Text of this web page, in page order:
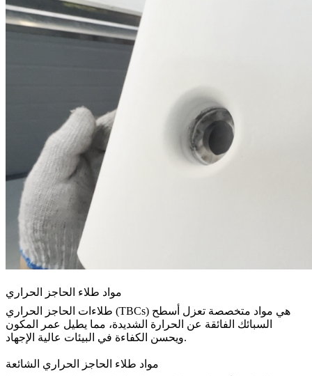
مواد طلاء الحاجز الحراري
طلاءات الحاجز الحراري (TBCs) هي مواد متخصصة تعزل أسطح
السبائك الفائقة عن الحرارة الشديدة، مما يطيل عمر المكون
ويحسن الكفاءة في البيئات عالية الإجهاد.
مواد طلاء الحاجز الحراري الشائعة